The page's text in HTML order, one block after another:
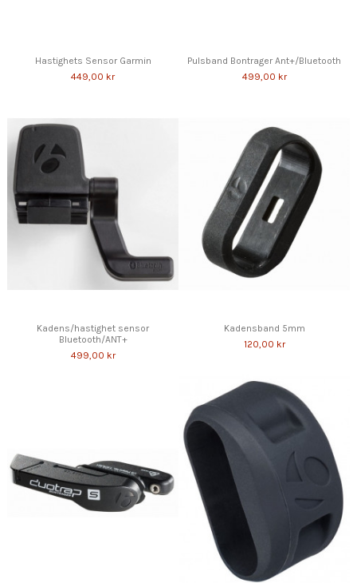
Hastighets Sensor Garmin
449,00 kr
Pulsband Bontrager Ant+/Bluetooth
499,00 kr
Kadens/hastighet sensor
Bluetooth/ANT+
499,00 kr
Kadensband 5mm
120,00 kr